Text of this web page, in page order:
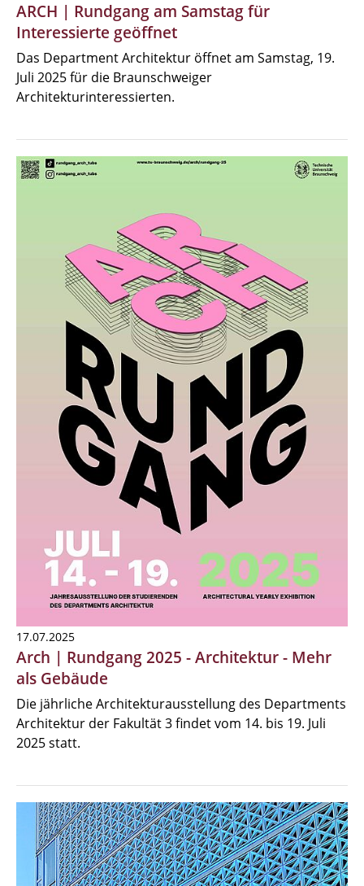
ARCH | Rundgang am Samstag für
Interessierte geöffnet
Das Department Architektur öffnet am Samstag, 19.
Juli 2025 für die Braunschweiger
Architekturinteressierten.
17.07.2025
Arch | Rundgang 2025 - Architektur - Mehr
als Gebäude
Die jährliche Architekturausstellung des Departments
Architektur der Fakultät 3 findet vom 14. bis 19. Juli
2025 statt.